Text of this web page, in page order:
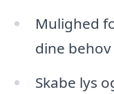
Mulighed
dine behov
Skabe lys